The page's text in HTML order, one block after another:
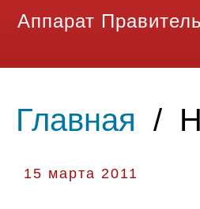
Аппарат
Главная /
15 марта 2011